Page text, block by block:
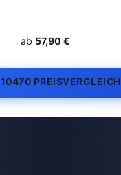
ab 57,90 €
PREISVERGLEICH